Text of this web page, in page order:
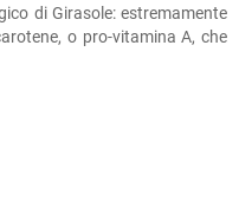
di Girasole: estremamente
o pro-vitamina A, che